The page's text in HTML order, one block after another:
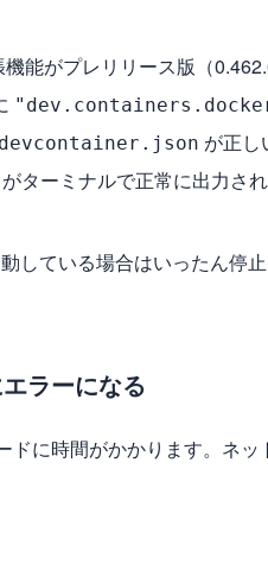
能がプレリリース版（
が正し
がターミナルで正常に出力さ
している場合はいったん停
ラーになる
ドに時間がかかります。ネ